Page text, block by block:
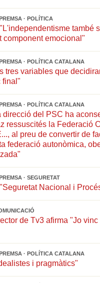
· POLÍTICA
també
component emocional"
· POLÍTICA CATALANA
tres variables que
final"
· POLÍTICA CATALANA
direcció del PSC ha
ressuscités la Federació
al preu de convertir de
federació autonòmica,
· SEGURETAT
Nacional i
de Tv3 afirma "Jo vinc
· POLÍTICA CATALANA
i pragmàtics"